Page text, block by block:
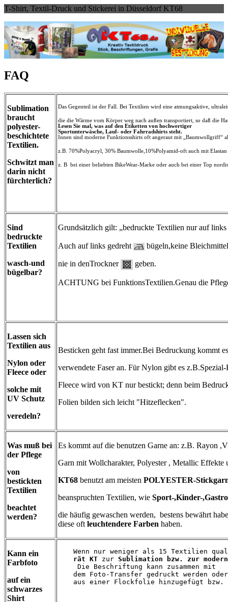
T-Shirt, Textil-Druck und Stickerei in Düsseldorf KT68
FAQ
Sublimation
braucht
polyester-
beschichtete
Textilien.
Schwitzt man
darin nicht
fürchterlich?
Das Gegenteil ist der Fall. Bei Textilien wird eine atmungsaktive,
die die Wärme vom Körper weg nach außen transportiert, so daß die
Lesen Sie mal, was auf den Etiketten von hochwertiger
Sportunterwäsche, Lauf- oder Fahrradshirts steht.
Innen sind moderne Funktionsshirts oft angeraut mit „Baumwollgriff“
z.B. 70%Polyacryl, 30% Baumwolle,10%Polyamid-oft auch mit
z. B bei einer beliebten BikeWear-Marke oder auch bei einer Top
Sind
bedruckte
Textilien
wasch-und
bügelbar?
Grundsätzlich gilt: „bedruckte Textilien nur auf
Auch auf links gedreht bügeln,keine
nie in denTrockner geben.
ACHTUNG bei FunktionsTextilien.Genau die
Lassen sich
Textilien aus
Nylon oder
Fleece oder
solche mit
UV Schutz
veredeln?
Besticken geht fast immer.Bei Bedruckung kommt
verwendete Faser an. Für Nylon gibt es
Fleece wird von KT nur bestickt; denn beim
Folien bilden sich leicht "Hitzeflecken".
Was muß bei
der Pflege
von
bestickten
Textilien
beachtet
werden?
Es kommt auf die benutzen Garne an: z.B. Rayon
Garn mit Wollcharakter, Polyester , Metallic Effekte
KT68 benutzt am meisten POLYESTER-
beanspruchten Textilien, wie Sport-,Kinder-
die häufig gewaschen werden, bestens bewährt
diese oft leuchtendere Farben haben.
Kann ein
Farbfoto
auf ein
schwarzes
Shirt
Wenn nur weniger als 15 Textilien
rät KT zur Sublimation bzw. zur
Die Beschriftung kann zusammen mit
dem Foto-Transfer gedruckt werden
aus einer Flockfolie hinzugefügt bzw.